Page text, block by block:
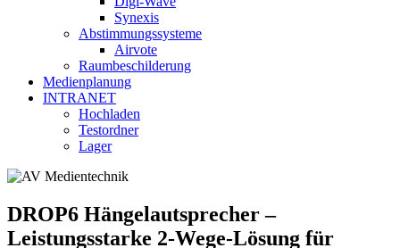
Synexis
Abstimmungssysteme
Airvote
Raumbeschilderung
Medienplanung
INTRANET
Hochladen
Testordner
Lager
DROP6 Hängelautsprecher –
Leistungsstarke 2-Wege-Lösung für